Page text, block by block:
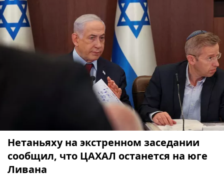
Нетаньяху на экстренном заседании
сообщил, что ЦАХАЛ останется на юге
Ливана